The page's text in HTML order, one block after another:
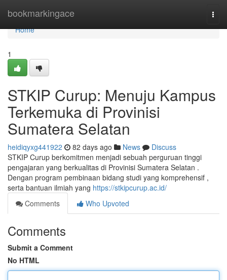
bookmarkingace
Home
Home
1
STKIP Curup: Menuju Kampus
Terkemuka di Provinisi
Sumatera Selatan
heidiqyxg441922 82 days ago News
Discuss
STKIP Curup berkomitmen menjadi sebuah perguruan tinggi
pengajaran yang berkualitas di Provinisi Sumatera Selatan .
Dengan program pembinaan bidang studi yang komprehensif ,
serta bantuan ilmiah yang https://stkipcurup.ac.id/
Comments
Who Upvoted
Comments
Submit a Comment
No HTML